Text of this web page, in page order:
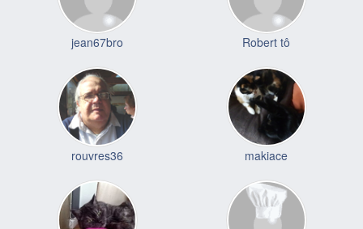
jean67bro Robert tô
rouvres36 makiace